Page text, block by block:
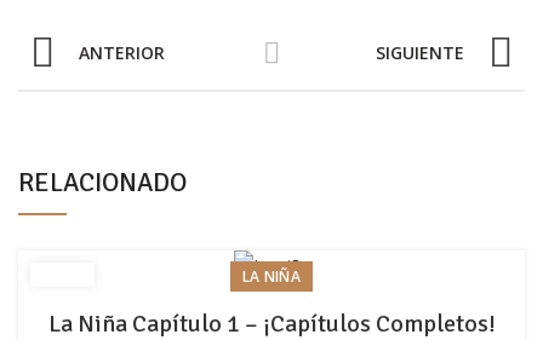
ANTERIOR SIGUIENTE
RELACIONADO
LA NIÑA
La Niña Capítulo 1 – ¡Capítulos Completos!